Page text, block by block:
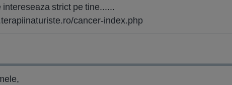
intereseaza strict pe tine......
cancer-index.php